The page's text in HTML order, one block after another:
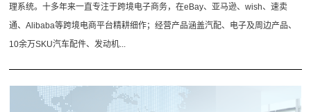
理系统。十多年来一直专注于跨境电子商务，在eBay、亚马逊、wish、速卖
通、Alibaba等跨境电商平台精耕细作；经营产品涵盖汽配、电子及周边产品、
10余万SKU汽车配件、发动机...